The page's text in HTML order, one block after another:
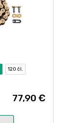
120 čl.
77,90 €